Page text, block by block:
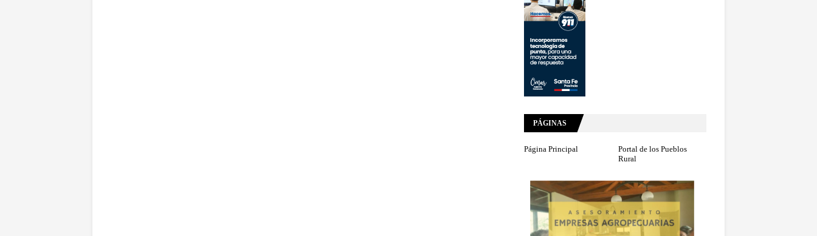
PÁGINAS
Página Principal
Portal de los Pueblos
Rural